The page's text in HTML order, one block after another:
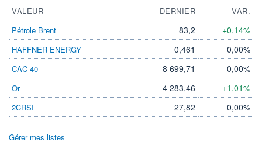
0,000
+ HAUT
0,000 0,000
VOLUME CAPITAL ÉCHANGÉ
VALORISATION DERNIER ÉCHANGE
06.08.26 / 17:35:33
BAISSE
0,000
VALEUR DERNIER
VAR.
Pétrole Brent
83,2 +0,14%
HAFFNER ENERGY 0,461 0,00%
CAC 40 8 699,71 0,00%
Or 4 283,46 +1,01%
2CRSI 27,82 0,00%
Gérer mes listes